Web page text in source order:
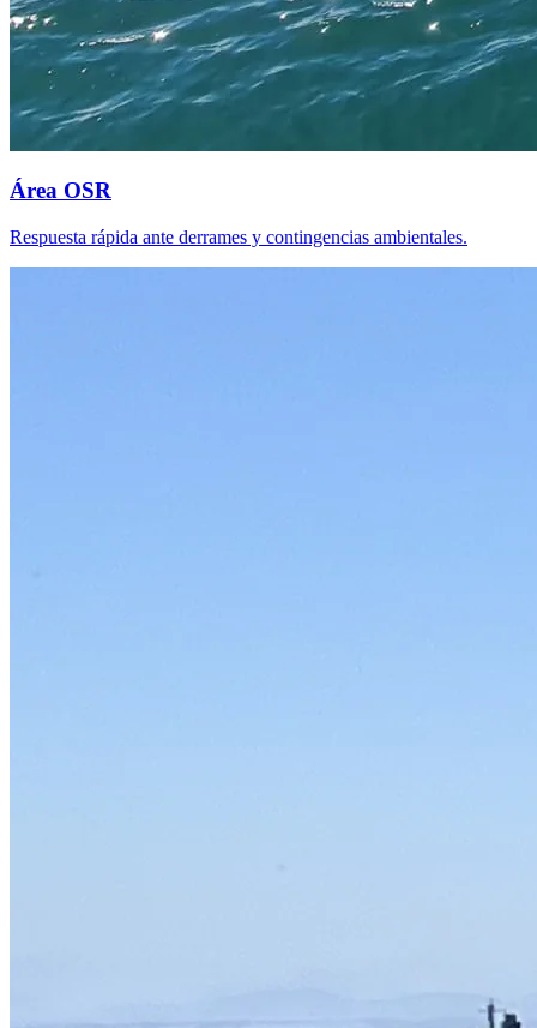
Área OSR
Respuesta rápida ante derrames y contingencias ambientales.